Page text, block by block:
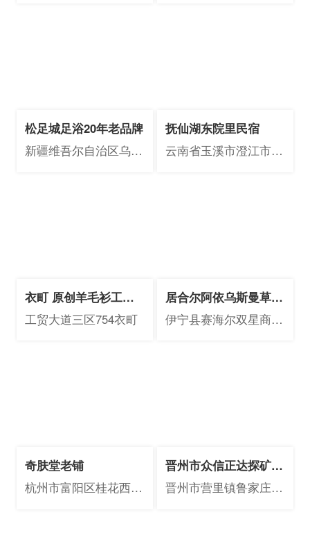
松足城足浴20年老品牌
新疆维吾尔自治区乌鲁
衣町 原创羊毛衫工厂
店
工贸大道三区754衣町
奇肤堂老铺
杭州市富阳区桂花西路
抚仙湖东院里民宿
云南省玉溪市澄江市太
居合尔阿依乌斯曼草产
品专卖店
伊宁县赛海尔双星商业
晋州市众信正达探矿机
械厂
晋州市营里镇鲁家庄村